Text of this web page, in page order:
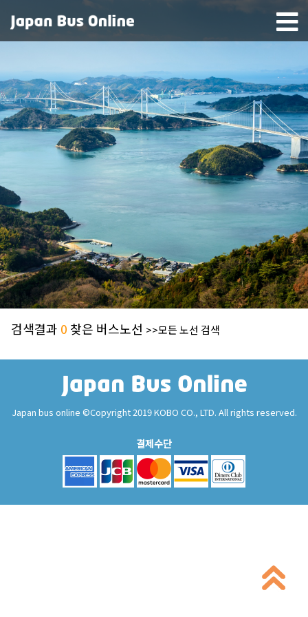
검색결과 0 찾은 버스노선 >>모든 노선 검색
Japan bus online ©Copyright 2019 KOBO CO., LTD. All rights reserved.
결제수단